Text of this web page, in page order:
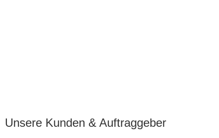
Unsere Kunden & Auftraggeber